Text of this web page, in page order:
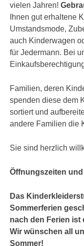
vielen Jahren!
Ihnen gut erhaltene
Umstandsmode,
auch Kinderwagen
für Jedermann. Bei
Familien, deren
spenden diese dem
sortiert und
andere Familien die
Sie sind herzlich
Öffnungszeiten und
Das
Sommerferien
nach den Ferien ist
Wir wünschen all
Sommer!